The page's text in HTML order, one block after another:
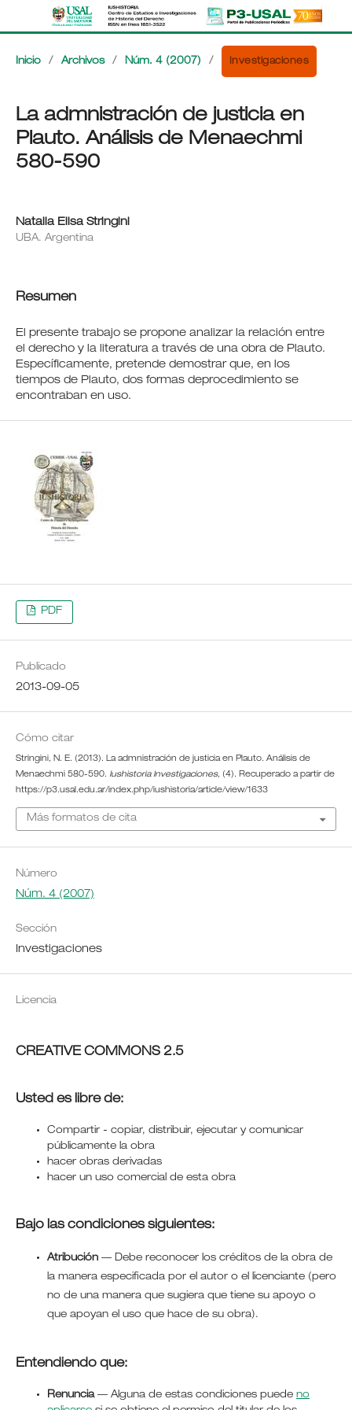
Inicio / Archivos / Núm. 4 (2007) / Investigaciones
La admnistración de justicia en
Plauto. Análisis de Menaechmi
580-590
Natalia Elisa Stringini
UBA. Argentina
Resumen
El presente trabajo se propone analizar la relación entre
el derecho y la literatura a través de una obra de Plauto.
Específicamente, pretende demostrar que, en los
tiempos de Plauto, dos formas deprocedimiento se
encontraban en uso.
PDF
Publicado
2013-09-05
Cómo citar
Stringini, N. E. (2013). La admnistración de justicia en Plauto. Análisis de
Menaechmi 580-590. Iushistoria Investigaciones, (4). Recuperado a partir de
https://p3.usal.edu.ar/index.php/iushistoria/article/view/1633
Más formatos de cita
Número
Núm. 4 (2007)
Sección
Investigaciones
Licencia
CREATIVE COMMONS 2.5
Usted es libre de:
Compartir - copiar, distribuir, ejecutar y comunicar
públicamente la obra
hacer obras derivadas
hacer un uso comercial de esta obra
Bajo las condiciones siguientes:
Atribución— Debe reconocer los créditos de la obra de
la manera especificada por el autor o el licenciante (pero
no de una manera que sugiera que tiene su apoyo o
que apoyan el uso que hace de su obra).
Entendiendo que:
Renuncia— Alguna de estas condiciones puede no